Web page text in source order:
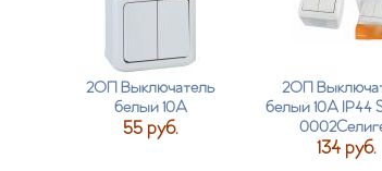
2ОП Выключатель
белый 10А
55 руб.
2ОП
белый 10А IP44
134 руб.